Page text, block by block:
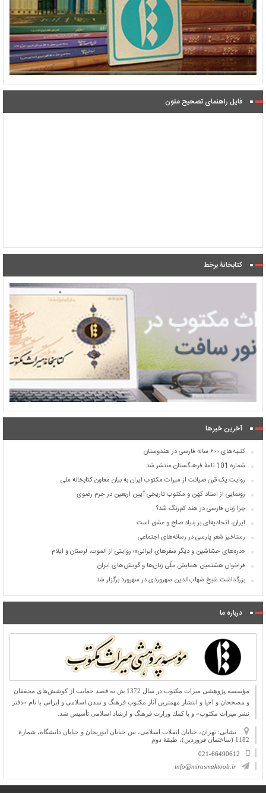
فایل راهنمای تصحیح متون
کتابخانۀ برخط
آخرین خبرها
کتیبه‌های ۶۰۰ ساله فارسی در هندوستان
شماره 101 نامۀ فرهنگستان منتشر شد
روایت یک قرن صیانت از میراث مکتوب ایران به بیان معاون کتابخانه ملی
رونمایی از اسناد کهن و مکتوب تاریخی آیین اربعین در حرم رضوی
چرا زبان فارسی در هند کم‌رنگ شد؟
ایران، اتحادیه‌ای بر بنیاد صلح و عشق است
رستاخیز شعر پارسی در رسانه‌های اجتماعی
«دره‌های حشاشین و دیگر سفرهای ایرانی»؛ روایتی از الموت، لرستان و ایلام
فراخوان هشتمین همایش ملّی زبان‌ها و گویش‌های ایران
بزرگداشت شیخ شهاب‌الدین سهروردی در سهرورد برگزار شد
درباره ما
مؤسسه پژوهشی میراث مكتوب در سال 1372 ش به قصد حمایت از كوشش‌های محققان
و مصححان و احیا و انتشار مهمترین آثار مكتوب فرهنگ و تمدن اسلامی و ایرانی با نام «دفتر
نشر میراث مكتوب» و با كمك وزارت فرهنگ و ارشاد اسلامی تأسیس شد.
نشانی: تهران، خیابان انقلاب اسلامی، بین خیابان ابوریحان و خیابان دانشگاه، شمارۀ
1182 (ساختمان فروردین)، طبقۀ دوم
021-66490612
info@mirasmaktoob.ir